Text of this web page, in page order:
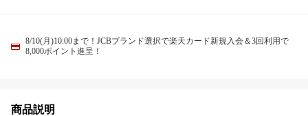
8/10(月)10:00まで！JCBブランド選択で楽天カード新規入会＆3回利用で
8,000ポイント進呈！
商品説明